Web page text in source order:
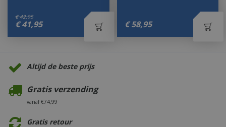
€ 42,95
€ 41,95 € 58,95
Altijd de beste prijs
Gratis verzending
vanaf €74,99
Gratis retour